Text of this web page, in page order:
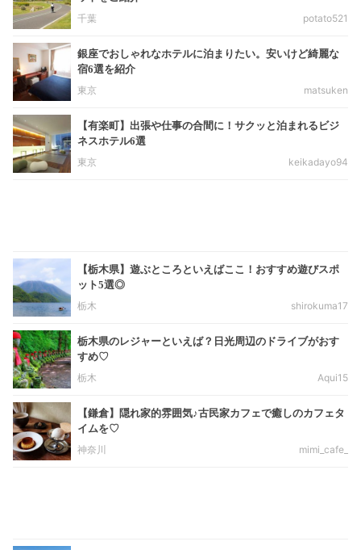
千葉
potato521
銀座でおしゃれなホテルに泊まりたい。安いけど綺麗な
宿6選を紹介
東京
matsuken
【有楽町】出張や仕事の合間に！サクッと泊まれるビジ
ネスホテル6選
東京
keikadayo94
【栃木県】遊ぶところといえばここ！おすすめ遊びスポ
ット5選◎
栃木
shirokuma17
栃木県のレジャーといえば？日光周辺のドライブがおす
すめ♡
栃木
Aqui15
【鎌倉】隠れ家的雰囲気♪古民家カフェで癒しのカフェタ
イムを♡
神奈川
mimi_cafe_